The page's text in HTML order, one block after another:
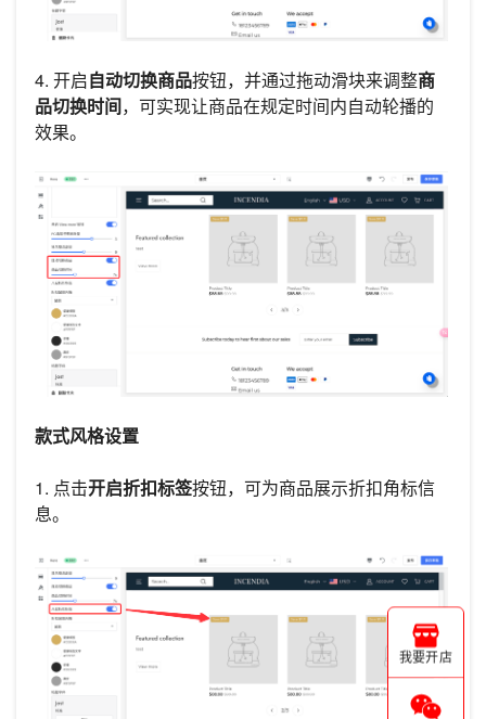
4. 开启自动切换商品按钮，并通过拖动滑块来调整商
品切换时间，可实现让商品在规定时间内自动轮播的
效果。
款式风格设置
1. 点击开启折扣标签按钮，可为商品展示折扣角标信
息。
我要开店